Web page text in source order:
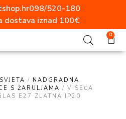
098/520-180
dostava iznad 100€
0
/ NADGRADNA
S ŽARULJAMA / VISEĆA
E27 ZLATNA IP20